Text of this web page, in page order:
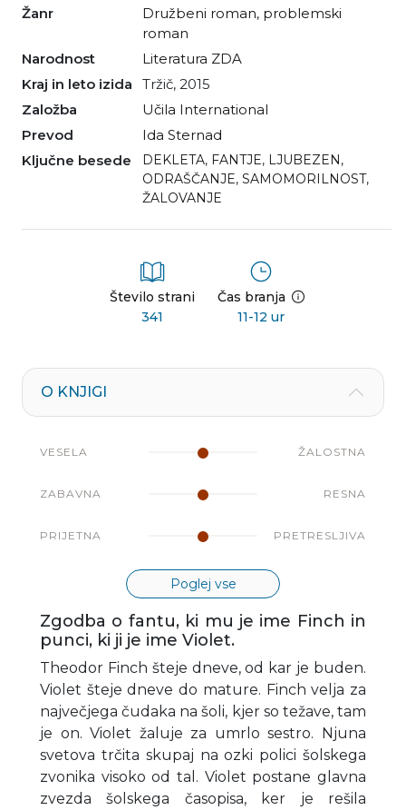
Žanr družbeni roman, problemski
roman
Narodnost
literatura ZDA
Kraj in leto izida
Tržič, 2015
Založba
Učila International
Prevod
Ida Sternad
Ključne besede
DEKLETA, FANTJE, LJUBEZEN ,
ODRAŠČANJE, SAMOMORILNOST,
ŽALOVANJE
Število strani
341
Čas branja
11-12 ur
O KNJIGI
VESELA ŽALOSTNA
ZABAVNA RESNA
PRIJETNA PRETRESLJIVA
Poglej vse
Zgodba o fantu, ki mu je ime Finch in
punci, ki ji je ime Violet.
Theodor Finch šteje dneve, od kar je buden.
Violet šteje dneve do mature. Finch velja za
največjega čudaka na šoli, kjer so težave, tam
je on. Violet žaluje za umrlo sestro. Njuna
svetova trčita skupaj na ozki polici šolskega
zvonika visoko od tal. Violet postane glavna
zvezda šolskega časopisa, ker je rešila